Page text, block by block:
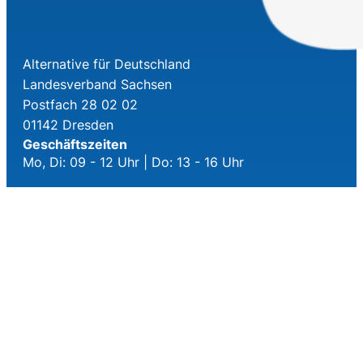
Alternative für Deutschland
Landesverband Sachsen
Postfach 28 02 02
01142 Dresden
Geschäftszeiten
Mo, Di: 09 - 12 Uhr | Do: 13 - 16 Uhr